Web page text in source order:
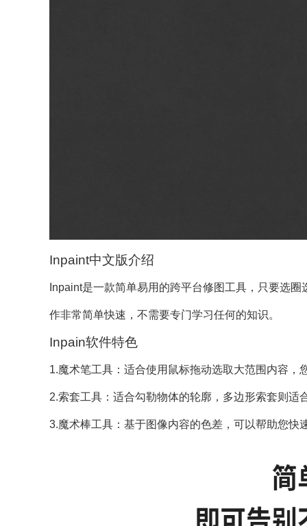
Inpaint中文版介绍
Inpaint是一款简单易用的跨平台修图工具，只要选
作非常简单快速，不需要专门学习任何的知识。
Inpain软件特色
1.魔术笔工具：适合使用鼠标拖动选取大范围内容，
2.索套工具：适合勾勒物体的轮廓，多边形索套则适
3.魔术棒工具：基于图像内容的色差，可以帮助您快